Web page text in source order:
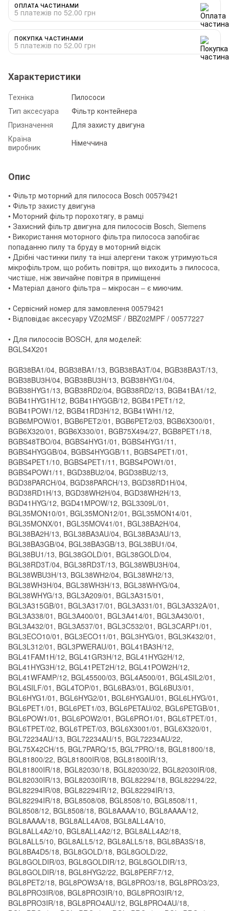
ОПЛАТА ЧАСТИНАМИ
5 платежів по 52.00 грн
ПОКУПКА ЧАСТИНАМИ
5 платежів по 52.00 грн
Характеристики
Техніка
Пилососи
Тип аксесуара
Фільтр контейнера
Призначення
Для захисту двигуна
Країна
виробник
Німеччина
Опис
• Фільтр моторний для пилососа Bosch 00579421
• Фільтр захисту двигуна
• Моторний фільтр порохотягу, в рамці
• Захисний фільтр двигуна для пилососів Bosch, Siemens
• Використання моторного фільтра пилососа запобігає
попаданню пилу та бруду в моторний відсік
• Дрібні частинки пилу та інші алергени також утримуються
мікрофільтром, що робить повітря, що виходить з пилососа,
чистіше, ніж звичайне повітря в приміщенні
• Матеріал даного фільтра – мікросан – є миючим.
• Сервісний номер для замовлення 00579421
• Відповідає аксесуару VZ02MSF / BBZ02MPF / 00577227
• Для пилососів BOSCH, для моделей:
BGLS4X201
BGB38BA1/04, BGB38BA1/13, BGB38BA3T/04, BGB38BA3T/13,
BGB38BU3H/04, BGB38BU3H/13, BGB38HYG1/04,
BGB38HYG1/13, BGB38RD2/04, BGB38RD2/13, BGB41BA1/12,
BGB41HYG1H/12, BGB41HYGGB/12, BGB41PET1/12,
BGB41POW1/12, BGB41RD3H/12, BGB41WH1/12,
BGB6MPOW/01, BGB6PET2/01, BGB6PET2/03, BGB6X300/01,
BGB6X320/01, BGB6X330/01, BGB75X494/27, BGB8PET1/18,
BGBS48TBO/04, BGBS4HYG1/01, BGBS4HYG1/11,
BGBS4HYGGB/04, BGBS4HYGGB/11, BGBS4PET1/01,
BGBS4PET1/10, BGBS4PET1/11, BGBS4POW1/01,
BGBS4POW1/11, BGD38BU2/04, BGD38BU2/13,
BGD38PARCH/04, BGD38PARCH/13, BGD38RD1H/04,
BGD38RD1H/13, BGD38WH2H/04, BGD38WH2H/13,
BGD41HYG/12, BGD41MPOW/12, BGL3309L/01,
BGL35MON10/01, BGL35MON12/01, BGL35MON14/01,
BGL35MONX/01, BGL35MOV41/01, BGL38BA2H/04,
BGL38BA2H/13, BGL38BA3AU/04, BGL38BA3AU/13,
BGL38BA3GB/04, BGL38BA3GB/13, BGL38BU1/04,
BGL38BU1/13, BGL38GOLD/01, BGL38GOLD/04,
BGL38RD3T/04, BGL38RD3T/13, BGL38WBU3H/04,
BGL38WBU3H/13, BGL38WH2/04, BGL38WH2/13,
BGL38WH3H/04, BGL38WH3H/13, BGL38WHYG/04,
BGL38WHYG/13, BGL3A209/01, BGL3A315/01,
BGL3A315GB/01, BGL3A317/01, BGL3A331/01, BGL3A332A/01,
BGL3A338/01, BGL3A400/01, BGL3A414/01, BGL3A430/01,
BGL3A432/01, BGL3A537/01, BGL3C532/01, BGL3CARP1/01,
BGL3ECO10/01, BGL3ECO11/01, BGL3HYG/01, BGL3K432/01,
BGL3L312/01, BGL3PWERAU/01, BGL41BA3H/12,
BGL41FAM1H/12, BGL41GR3H/12, BGL41HYG2H/12,
BGL41HYG3H/12, BGL41PET2H/12, BGL41POW2H/12,
BGL41WFAMP/12, BGL45500/03, BGL4A500/01, BGL4SIL2/01,
BGL4SILF/01, BGL4TOP/01, BGL6BA3/01, BGL6BU3/01,
BGL6HYG1/01, BGL6HYG2/01, BGL6HYGAU/01, BGL6LHYG/01,
BGL6PET1/01, BGL6PET1/03, BGL6PETAU/02, BGL6PETGB/01,
BGL6POW1/01, BGL6POW2/01, BGL6PRO1/01, BGL6TPET/01,
BGL6TPET/02, BGL6TPET/03, BGL6X3001/01, BGL6X320/01,
BGL72234AU/13, BGL72234AU/15, BGL72234AU/22,
BGL75X42CH/15, BGL7PARQ/15, BGL7PRO/18, BGL81800/18,
BGL81800/22, BGL81800IR/08, BGL81800IR/13,
BGL81800IR/18, BGL82030/18, BGL82030/22, BGL82030IR/08,
BGL82030IR/13, BGL82030IR/18, BGL82294/18, BGL82294/22,
BGL82294IR/08, BGL82294IR/12, BGL82294IR/13,
BGL82294IR/18, BGL8508/08, BGL8508/10, BGL8508/11,
BGL8508/12, BGL8508/18, BGL8AAAA/10, BGL8AAAA/12,
BGL8AAAA/18, BGL8ALL4A/08, BGL8ALL4A/10,
BGL8ALL4A2/10, BGL8ALL4A2/12, BGL8ALL4A2/18,
BGL8ALL5/10, BGL8ALL5/12, BGL8ALL5/18, BGL8BA3S/18,
BGL8BA4D5/18, BGL8GOLD/18, BGL8GOLD/22,
BGL8GOLDIR/03, BGL8GOLDIR/12, BGL8GOLDIR/13,
BGL8GOLDIR/18, BGL8HYG2/22, BGL8PERF7/12,
BGL8PET2/18, BGL8POW3A/18, BGL8PRO3/18, BGL8PRO3/23,
BGL8PRO3IR/08, BGL8PRO3IR/10, BGL8PRO3IR/12,
BGL8PRO3IR/18, BGL8PRO4AU/12, BGL8PRO4AU/18,